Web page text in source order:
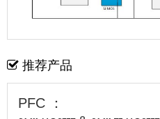
推荐产品
PFC ：